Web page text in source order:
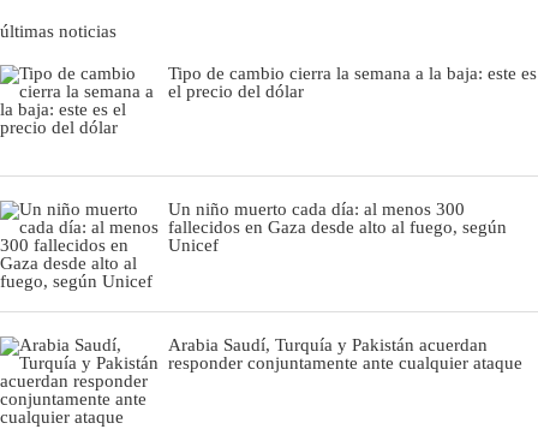
últimas noticias
Tipo de cambio cierra la semana a la baja: este es
el precio del dólar
Un niño muerto cada día: al menos 300
fallecidos en Gaza desde alto al fuego, según
Unicef
Arabia Saudí, Turquía y Pakistán acuerdan
responder conjuntamente ante cualquier ataque